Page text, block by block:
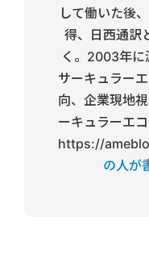
して働いた後
得、日西通訳
く。2003年に
サーキュラー
向、企業現地
ーキュラーエ
https://
の人が